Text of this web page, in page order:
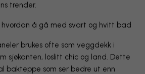
trender.
hvordan å gå med svart og hvitt bad
brukes ofte som veggdekk i
sjøkanten, loslitt chic og land. Dette
bakteppe som ser bedre ut enn